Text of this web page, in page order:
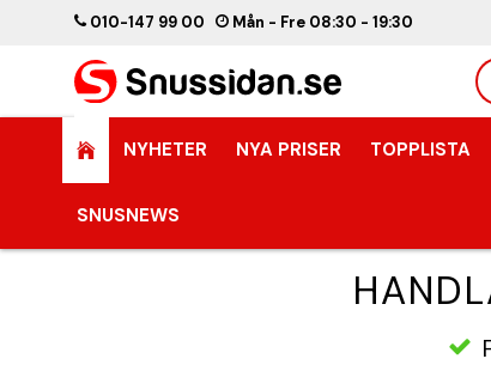
010-147 99 00 Mån - Fre 08:30 - 19:30
NYHETER NYA PRISER TOPPLISTA
SNUSNEWS